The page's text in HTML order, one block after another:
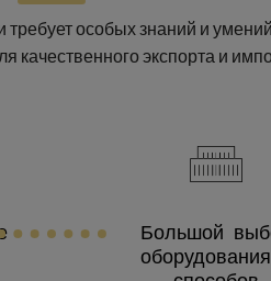
требует особых знаний и
качественного экспорта и
Большой